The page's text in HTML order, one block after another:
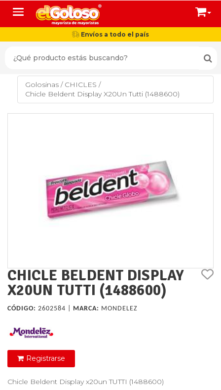
Toggle navigation
Envíos a todo el país
Golosinas / CHICLES /
Chicle Beldent Display X20Un Tutti (1488600)
CHICLE BELDENT DISPLAY
X20UN TUTTI (1488600)
CÓDIGO: 2602584 | MARCA: MONDELEZ
Registrarse
Chicle Beldent Display x20un TUTTI (1488600)